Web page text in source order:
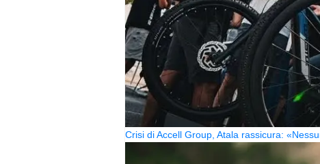
Crisi di Accell Group, Atala rassicura: